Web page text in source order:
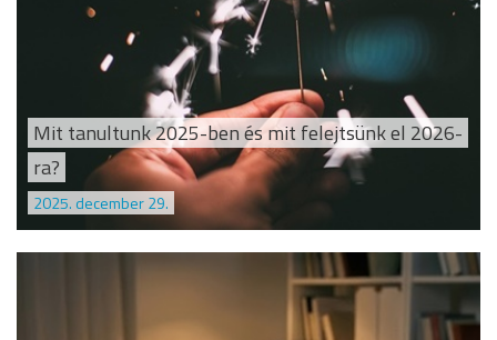
Mit tanultunk 2025-ben és mit felejtsünk el 2026-
ra?
2025. december 29.